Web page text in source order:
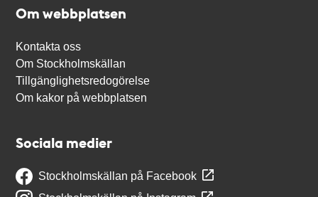
Om webbplatsen
Kontakta oss
Om Stockholmskällan
Tillgänglighetsredogörelse
Om kakor på webbplatsen
Sociala medier
Stockholmskällan på Facebook